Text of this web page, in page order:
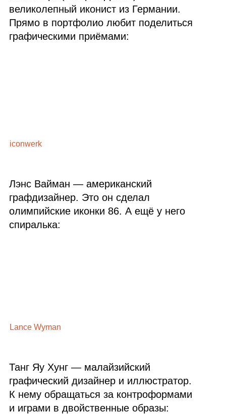
великолепный иконист из Германии.
Прямо в портфолио любит поделиться
графическими приёмами:
iconwerk
Лэнс Вайман — американский
графдизайнер. Это он сделал
олимпийские иконки 86. А ещё у него
спиралька:
Lance Wyman
Танг Яу Хунг — малайзийский
графический дизайнер и иллюстратор.
К нему обращаться за контроформами
и играми в двойственные образы: